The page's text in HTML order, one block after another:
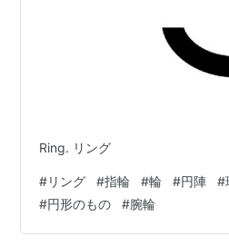
Ring. リング
#リング #指輪 #輪 #円陣 #
#円形のもの #腕輪